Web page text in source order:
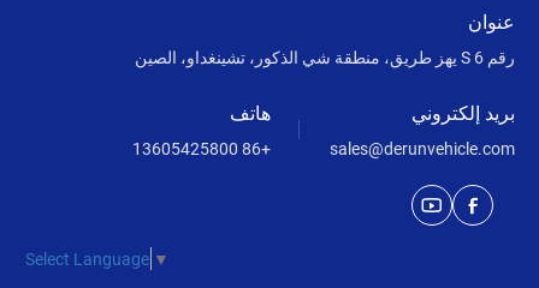
عنوان
رقم 6 S يهز طريق، منطقة شي الذكور، تشينغداو، الصين
هاتف
+86 13605425800
بريد إلكتروني
sales@derunvehicle.com
Select Language ▼